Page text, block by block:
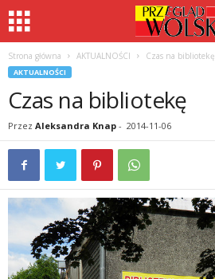
Strona główna AKTUALNOŚCI Czas na bibliotekę
AKTUALNOŚCI
Czas na bibliotekę
Przez Aleksandra Knap - 2014-11-06